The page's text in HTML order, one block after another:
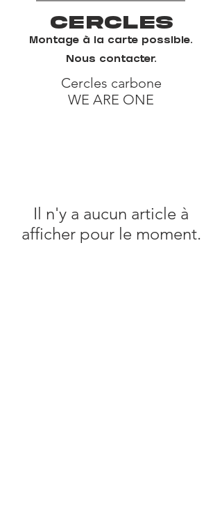
Cercles
Montage à la carte possible.
Nous contacter.
Cercles carbone
WE ARE ONE
Il n'y a aucun article à
afficher pour le moment.